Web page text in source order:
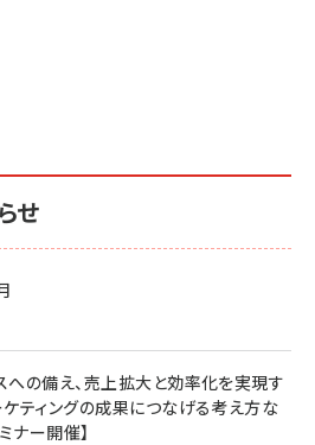
せ
への備え、売上拡大と効率化を実現す
ケティングの成果につなげる考え方な
ナー開催】